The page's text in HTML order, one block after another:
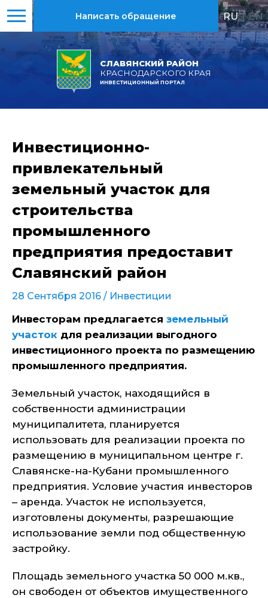
СЛАВЯНСКИЙ РАЙОН
КРАСНОДАРСКОГО КРАЯ
ИНВЕСТИЦИОННЫЙ ПОРТАЛ
Написать обращение RU | EN
Инвестиционно-
привлекательный
земельный участок для
строительства
промышленного
предприятия предоставит
Славянский район
28 Сентября 2016 / Инвестиции
Инвесторам предлагается земельный
участок для реализации выгодного
инвестиционного проекта по размещению
промышленного предприятия.
Земельный участок, находящийся в
собственности администрации
муниципалитета, планируется
использовать для реализации проекта по
размещению в муниципальном центре г.
Славянске-на-Кубани промышленного
предприятия. Условие участия инвесторов
– аренда. Участок не используется,
изготовлены документы, разрешающие
использование земли под общественную
застройку.
Площадь земельного участка 50 000 м.кв.,
он свободен от объектов имущественного